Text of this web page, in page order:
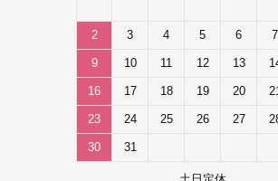
2 3 4 5 6 7
9 10 11 12 13
16 17 18 19 20
23 24 25 26 27
30 31